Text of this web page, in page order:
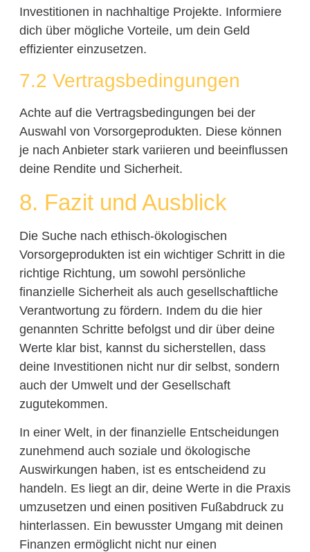
Investitionen in nachhaltige Projekte. Informiere
dich über mögliche Vorteile, um dein Geld
effizienter einzusetzen.
7.2 Vertragsbedingungen
Achte auf die Vertragsbedingungen bei der
Auswahl von Vorsorgeprodukten. Diese können
je nach Anbieter stark variieren und beeinflussen
deine Rendite und Sicherheit.
8. Fazit und Ausblick
Die Suche nach ethisch-ökologischen
Vorsorgeprodukten ist ein wichtiger Schritt in die
richtige Richtung, um sowohl persönliche
finanzielle Sicherheit als auch gesellschaftliche
Verantwortung zu fördern. Indem du die hier
genannten Schritte befolgst und dir über deine
Werte klar bist, kannst du sicherstellen, dass
deine Investitionen nicht nur dir selbst, sondern
auch der Umwelt und der Gesellschaft
zugutekommen.
In einer Welt, in der finanzielle Entscheidungen
zunehmend auch soziale und ökologische
Auswirkungen haben, ist es entscheidend zu
handeln. Es liegt an dir, deine Werte in die Praxis
umzusetzen und einen positiven Fußabdruck zu
hinterlassen. Ein bewusster Umgang mit deinen
Finanzen ermöglicht nicht nur einen